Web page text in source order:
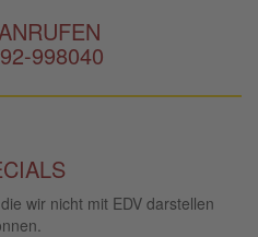
998040
wir nicht mit EDV darstellen